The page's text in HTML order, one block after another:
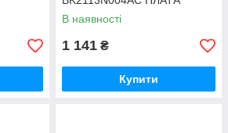
В наявності
1 141 ₴
Купити